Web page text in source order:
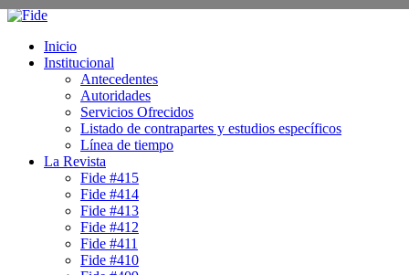
Inicio
Institucional
Antecedentes
Autoridades
Servicios Ofrecidos
Listado de contrapartes y estudios específicos
Línea de tiempo
La Revista
Fide #415
Fide #414
Fide #413
Fide #412
Fide #411
Fide #410